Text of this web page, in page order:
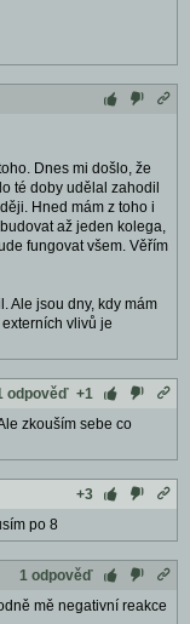
Dnes mi došlo, že
té doby udělal zahodil
Hned mám z toho i
až jeden kolega,
fungovat všem. Věřím
Ale jsou dny, kdy mám
vlivů je
odpověď +1
zkouším sebe co
+3
po 8
1 odpověď
mě negativní reakce